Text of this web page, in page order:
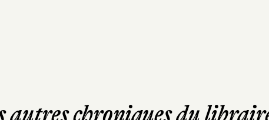
autres chroniques du